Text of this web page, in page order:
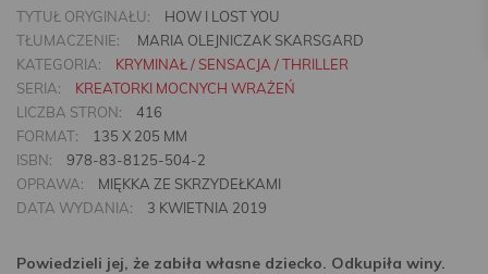
TYTUŁ ORYGINAŁU:
HOW I LOST YOU
TŁUMACZENIE:
MARIA OLEJNICZAK SKARSGARD
KATEGORIA:
KRYMINAŁ / SENSACJA / THRILLER
SERIA:
KREATORKI MOCNYCH WRAŻEŃ
LICZBA STRON:
416
FORMAT:
135 X 205 MM
ISBN:
978-83-8125-504-2
OPRAWA:
MIĘKKA ZE SKRZYDEŁKAMI
DATA WYDANIA:
3 KWIETNIA 2019
Powiedzieli jej, że zabiła własne dziecko. Odkupiła winy.